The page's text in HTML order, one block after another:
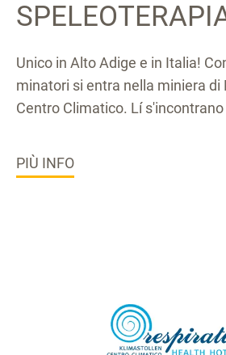
Unico in Alto Adige e in Italia!
minatori si entra nella miniera di
Centro Climatico. Lí
PIÙ INFO